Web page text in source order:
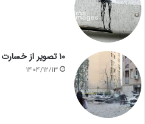
۱۰ تصویر از خسارت حمله هوایی به خیابان‌های تهران
1404/12/13